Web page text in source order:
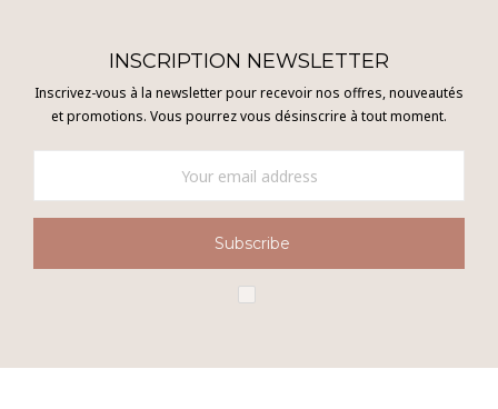
INSCRIPTION NEWSLETTER
Inscrivez-vous à la newsletter pour recevoir nos offres, nouveautés
et promotions. Vous pourrez vous désinscrire à tout moment.
Subscribe